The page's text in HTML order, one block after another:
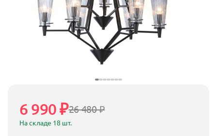
26 480 ₽
6 990 ₽
На складе 18 шт.